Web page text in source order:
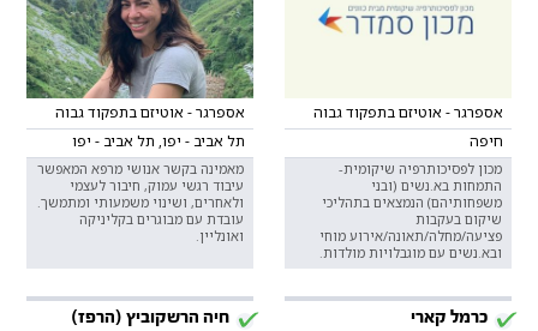
אספרגר - אוטיזם בתפקוד גבוה
חיפה
מכון לפסיכותרפיה שיקומית-
התמחות בא.נשים (ובני
משפחותיהם) הנמצאים בתהליכי
שיקום בעקבות
פציעה/מחלה/תאונה/אירוע מוחי
ובא.נשים עם מוגבלויות מולדות.
אספרגר - אוטיזם בתפקוד גבוה
תל אביב - יפו, תל אביב - יפו
מאמינה בקשר אנושי מרפא המאפשר
עיבוד רגשי עמוק, חיבור לעצמי
ולאחרים, ושינוי משמעותי ומתמשך.
עובדת עם מבוגרים בקליניקה
ואונליין.
כרמל קארי חיה הרשקוביץ (הרפז)